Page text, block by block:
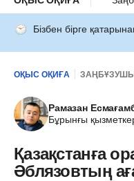
Бізбен бірге
ОҚЫС ОҚИҒА
Рамазан
Бұрынғы
Қазақстанға
Әблязовтың